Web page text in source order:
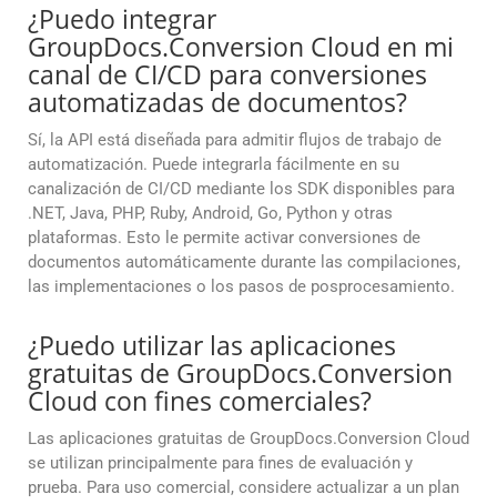
¿Puedo integrar
GroupDocs.Conversion Cloud en mi
canal de CI/CD para conversiones
automatizadas de documentos?
Sí, la API está diseñada para admitir flujos de trabajo de
automatización. Puede integrarla fácilmente en su
canalización de CI/CD mediante los SDK disponibles para
.NET, Java, PHP, Ruby, Android, Go, Python y otras
plataformas. Esto le permite activar conversiones de
documentos automáticamente durante las compilaciones,
las implementaciones o los pasos de posprocesamiento.
¿Puedo utilizar las aplicaciones
gratuitas de GroupDocs.Conversion
Cloud con fines comerciales?
Las aplicaciones gratuitas de GroupDocs.Conversion Cloud
se utilizan principalmente para fines de evaluación y
prueba. Para uso comercial, considere actualizar a un plan